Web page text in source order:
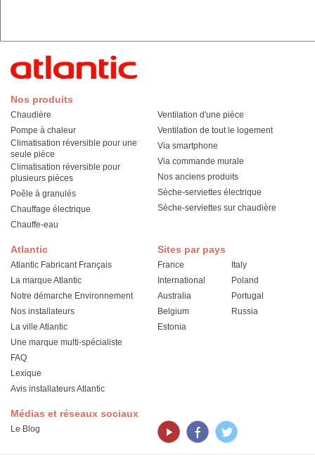
Atlantic
Atlantic Fabricant Français
La marque Atlantic
Notre démarche Environnement
Nos installateurs
La ville Atlantic
Une marque multi-spécialiste
FAQ
Lexique
Avis installateurs Atlantic
Nos produits
Chaudière
Pompe à chaleur
Climatisation réversible pour une
seule pièce
Climatisation réversible pour
plusieurs pièces
Poêle à granulés
Chauffage électrique
Chauffe-eau
Ventilation d'une pièce
Ventilation de tout le logement
Via smartphone
Via commande murale
Nos anciens produits
Sèche-serviettes électrique
Sèche-serviettes sur chaudière
Sites par pays
France
International
Australia
Belgium
Estonia
Italy
Poland
Portugal
Russia
Médias et réseaux sociaux
Le Blog